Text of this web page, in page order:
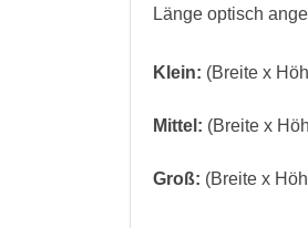
Länge optisch
Klein: (Breite x
Mittel: (Breite x
Groß: (Breite x